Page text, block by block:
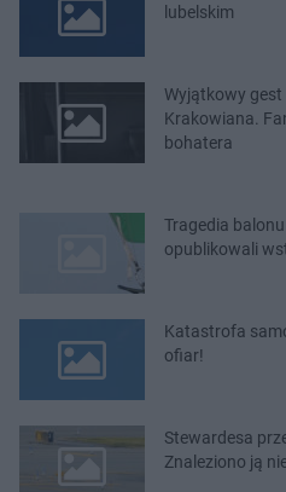
lubelskim
Wyjątkowy gest
Krakowiana.
bohatera
Tragedia
opublikowali
Katastrofa
ofiar!
Stewardesa
Znaleziono ją